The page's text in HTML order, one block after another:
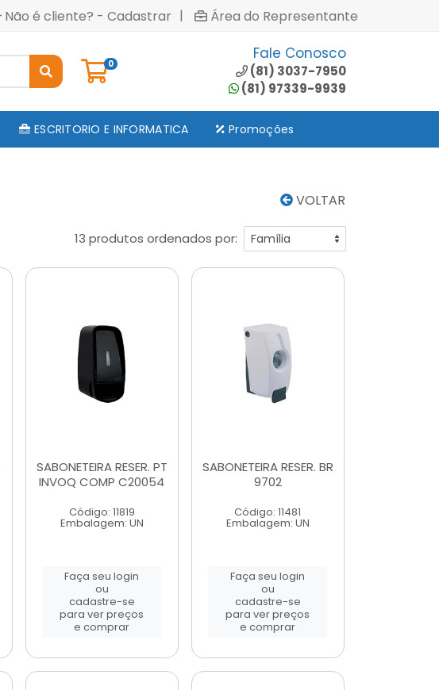
Não é cliente? - Cadastrar | Área do Representante
0
Fale Conosco
(81) 3037-7950
(81) 97339-9939
ESCRITORIO E INFORMATICA Promoções
VOLTAR
13 produtos ordenados por:
SABONETEIRA RESER. PT
INVOQ COMP C20054
Código: 11819
Embalagem: UN
Faça seu login
ou
cadastre-se
para ver preços
e comprar
SABONETEIRA RESER. BR
9702
Código: 11481
Embalagem: UN
Faça seu login
ou
cadastre-se
para ver preços
e comprar